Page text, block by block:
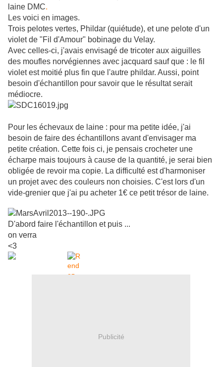
laine DMC.
Les voici en images.
Trois pelotes vertes, Phildar (quiétude), et une pelote d'un
violet de "Fil d'Amour" bobinage du Velay.
Avec celles-ci, j'avais envisagé de tricoter aux aiguilles
des moufles norvégiennes avec jacquard sauf que : le fil
violet est moitié plus fin que l'autre phildar. Aussi, point
besoin d'échantillon pour savoir que le résultat serait
médiocre.
Pour les échevaux de laine : pour ma petite idée, j'ai
besoin de faire des échantillons avant d'envisager ma
petite création. Cette fois ci, je pensais crocheter une
écharpe mais toujours à cause de la quantité, je serai bien
obligée de revoir ma copie. La difficulté est d'harmoniser
un projet avec des couleurs non choisies. C'est lors d'un
vide-grenier que j'ai pu acheter 1€ ce petit trésor de laine.
D'abord faire l'échantillon et puis ...
on verra
<3
Publicité